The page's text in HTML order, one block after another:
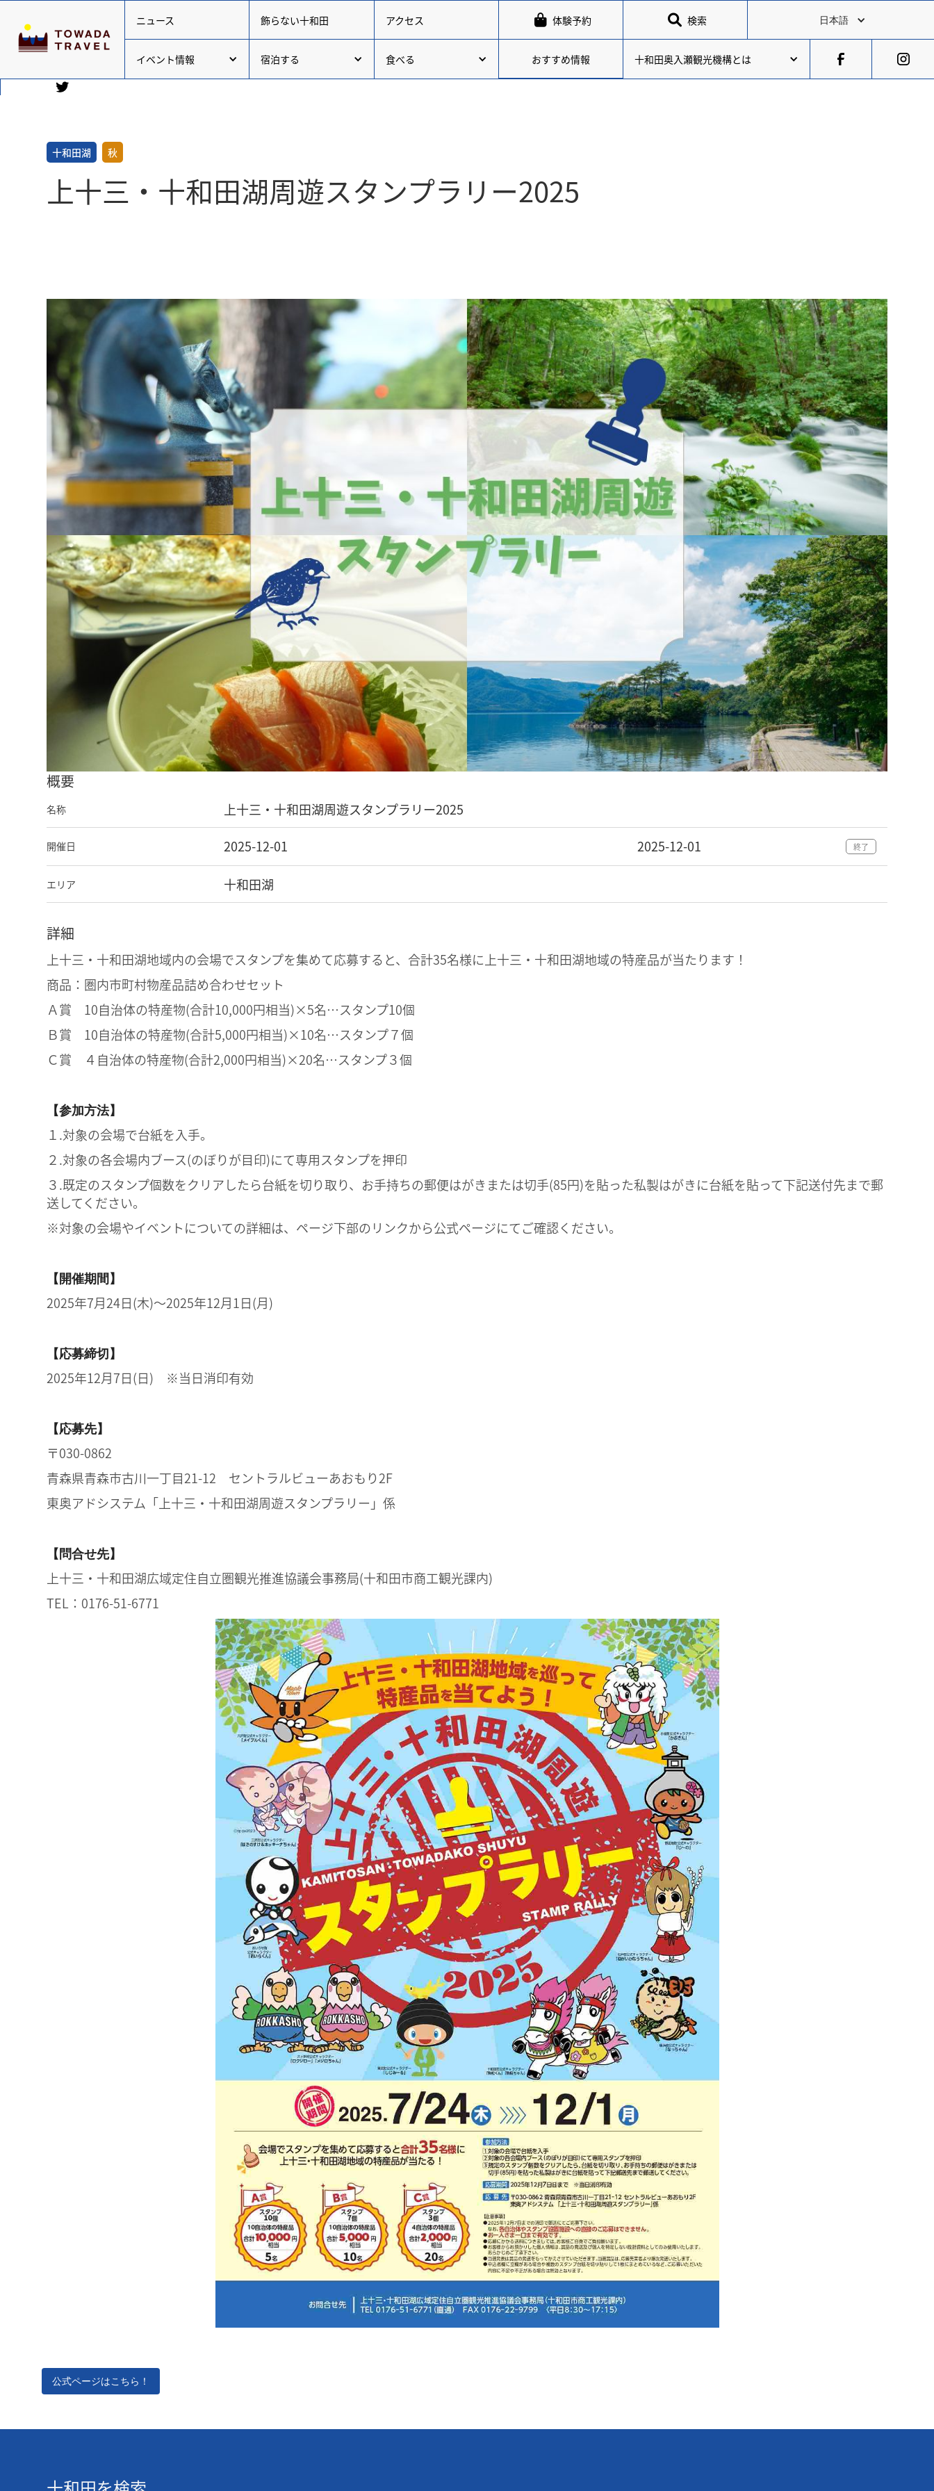
ニュース 飾らない十和田 アクセス  体験予約  検索 日本語
イベント情報 宿泊する 食べる おすすめ情報 十和田奥入瀬観光機構とは
十和田湖 秋
上十三・十和田湖周遊スタンプラリー2025
概要
名称 上十三・十和田湖周遊スタンプラリー2025
開催日 2025-12-01 2025-12-01 終了
エリア 十和田湖
詳細
‍上十三・十和田湖地域内の会場でスタンプを集めて応募すると、合計35名様に上十三・十和田湖地域の特産品が当たります！
商品：圏内市町村物産品詰め合わせセット
Ａ賞 10自治体の特産物(合計10,000円相当)×5名…スタンプ10個
Ｂ賞 10自治体の特産物(合計5,000円相当)×10名…スタンプ７個
Ｃ賞 ４自治体の特産物(合計2,000円相当)×20名…スタンプ３個
【参加方法】
１.対象の会場で台紙を入手。
２.対象の各会場内ブース(のぼりが目印)にて専用スタンプを押印
３.既定のスタンプ個数をクリアしたら台紙を切り取り、お手持ちの郵便はがきまたは切手(85円)を貼った私製はがきに台紙を貼って下記送付先まで郵
送してください。
‍※対象の会場やイベントについての詳細は、ページ下部のリンクから公式ページにてご確認ください。
【開催期間】
2025年7月24日(木)～2025年12月1日(月)
【応募締切】
2025年12月7日(日) ※当日消印有効
【応募先】
〒030-0862
青森県青森市古川一丁目21-12 セントラルビューあおもり2F
東奥アドシステム「上十三・十和田湖周遊スタンプラリー」係
【問合せ先】
上十三・十和田湖広域定住自立圏観光推進協議会事務局(十和田市商工観光課内)
TEL：0176-51-6771
公式ページはこちら！